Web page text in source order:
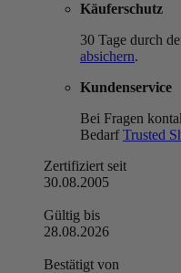
Käuferschutz
30 Tage durch
absichern.
Kundenservice
Bei Fragen
BedarfTrusted
Zertifiziert seit
30.08.2005
Gültig bis
28.08.2026
Bestätigt von